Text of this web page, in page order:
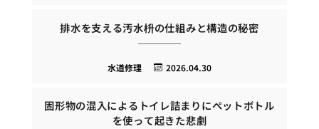
排水を支える汚水枡の仕組みと構造の秘密
2026.04.30
水道修理
固形物の混入によるトイレ詰まりにペットボトル
を使って起きた悲劇